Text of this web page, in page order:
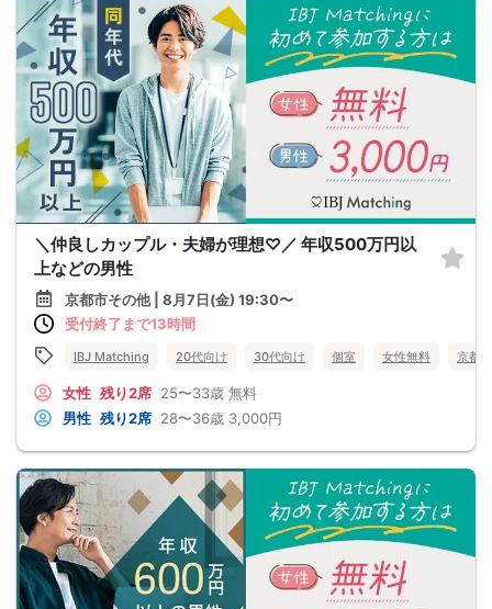
＼仲良しカップル・夫婦が理想♡／ 年収500万円以
上などの男性
京都市その他 | 8月7日(金) 19:30〜
受付終了まで13時間
IBJ Matching 20代向け 30代向け 個室 女性無料 京都府
女性 残り2席 25〜33歳 無料
男性 残り2席 28〜36歳 3,000円